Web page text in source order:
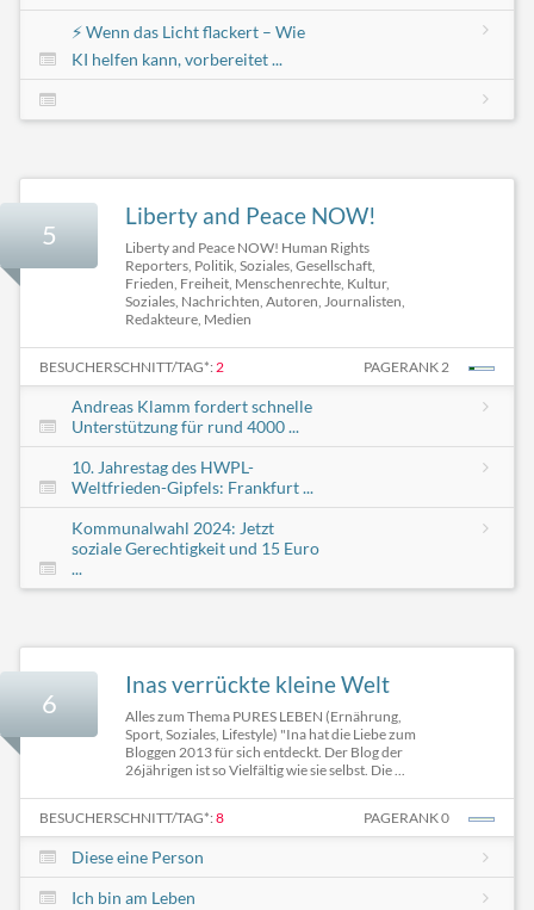
⚡ Wenn das Licht flackert – Wie
KI helfen kann, vorbereitet ...
5
Liberty and Peace NOW!
Liberty and Peace NOW! Human Rights
Reporters, Politik, Soziales, Gesellschaft,
Frieden, Freiheit, Menschenrechte, Kultur,
Soziales, Nachrichten, Autoren, Journalisten,
Redakteure, Medien
BESUCHERSCHNITT/TAG*: 2 PAGERANK 2
Andreas Klamm fordert schnelle
Unterstützung für rund 4000 ...
10. Jahrestag des HWPL-
Weltfrieden-Gipfels: Frankfurt ...
Kommunalwahl 2024: Jetzt
soziale Gerechtigkeit und 15 Euro
...
6
Inas verrückte kleine Welt
Alles zum Thema PURES LEBEN (Ernährung,
Sport, Soziales, Lifestyle) "Ina hat die Liebe zum
Bloggen 2013 für sich entdeckt. Der Blog der
26jährigen ist so Vielfältig wie sie selbst. Die ...
BESUCHERSCHNITT/TAG*: 8 PAGERANK 0
Diese eine Person
Ich bin am Leben